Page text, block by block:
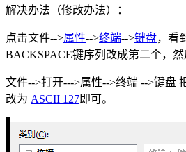
解决办法（修改办法）：
点击文件-->属性-->终端-->键盘，看
BACKSPACE键序列改成第二个，然
文件-->打开--->属性-->终端 -->键盘
改为 ASCII 127即可。